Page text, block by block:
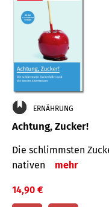
ERNÄHRUNG
Achtung, Zucker!
Die schlimmsten
nativen
mehr
14,90 €